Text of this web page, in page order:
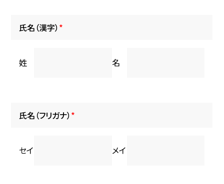
氏名（漢字） *
姓 名
氏名（フリガナ） *
セイ メイ